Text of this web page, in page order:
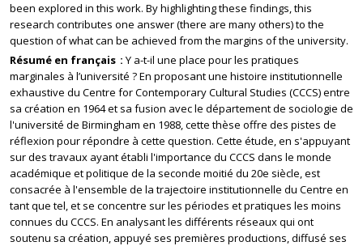
been explored in this work. By highlighting these findings, this
research contributes one answer (there are many others) to the
question of what can be achieved from the margins of the university.
Résumé en français
Y a-t-il une place pour les pratiques
marginales à l’université ? En proposant une histoire institutionnelle
exhaustive du Centre for Contemporary Cultural Studies (CCCS) entre
sa création en 1964 et sa fusion avec le département de sociologie de
l'université de Birmingham en 1988, cette thèse offre des pistes de
réflexion pour répondre à cette question. Cette étude, en s'appuyant
sur des travaux ayant établi l'importance du CCCS dans le monde
académique et politique de la seconde moitié du 20e siècle, est
consacrée à l'ensemble de la trajectoire institutionnelle du Centre en
tant que tel, et se concentre sur les périodes et pratiques les moins
connues du CCCS. En analysant les différents réseaux qui ont
soutenu sa création, appuyé ses premières productions, diffusé ses